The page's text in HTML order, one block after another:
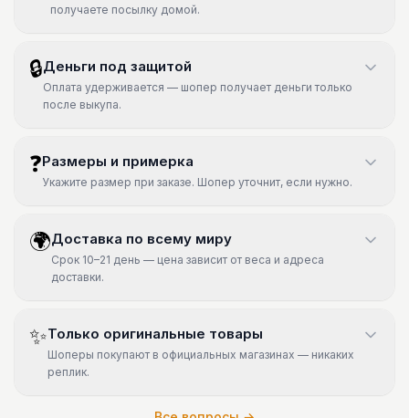
получаете посылку домой.
🔒Деньги под защитой
Оплата удерживается — шопер получает деньги только
после выкупа.
❓Размеры и примерка
Укажите размер при заказе. Шопер уточнит, если нужно.
🌍Доставка по всему миру
Срок 10–21 день — цена зависит от веса и адреса
доставки.
✨Только оригинальные товары
Шоперы покупают в официальных магазинах — никаких
реплик.